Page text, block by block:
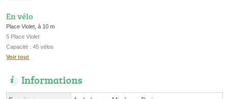
En vélo
Place Violet, à 10 m
5 Place Violet
Capacité : 45 vélos
Voir tout
Informations